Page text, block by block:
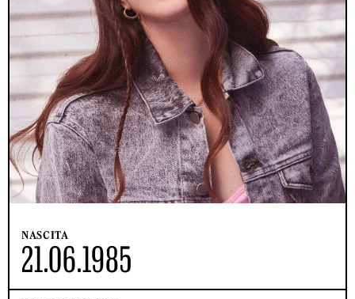
NASCITA
21.06.1985